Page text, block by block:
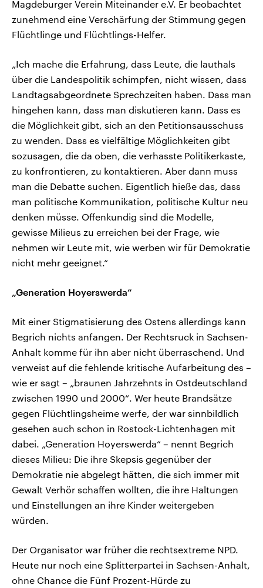
Magdeburger Verein Miteinander e.V. Er beobachtet
zunehmend eine Verschärfung der Stimmung gegen
Flüchtlinge und Flüchtlings-Helfer.
„Ich mache die Erfahrung, dass Leute, die lauthals
über die Landespolitik schimpfen, nicht wissen, dass
Landtagsabgeordnete Sprechzeiten haben. Dass man
hingehen kann, dass man diskutieren kann. Dass es
die Möglichkeit gibt, sich an den Petitionsausschuss
zu wenden. Dass es vielfältige Möglichkeiten gibt
sozusagen, die da oben, die verhasste Politikerkaste,
zu konfrontieren, zu kontaktieren. Aber dann muss
man die Debatte suchen. Eigentlich hieße das, dass
man politische Kommunikation, politische Kultur neu
denken müsse. Offenkundig sind die Modelle,
gewisse Milieus zu erreichen bei der Frage, wie
nehmen wir Leute mit, wie werben wir für Demokratie
nicht mehr geeignet.“
„Generation Hoyerswerda“
Mit einer Stigmatisierung des Ostens allerdings kann
Begrich nichts anfangen. Der Rechtsruck in Sachsen-
Anhalt komme für ihn aber nicht überraschend. Und
verweist auf die fehlende kritische Aufarbeitung des –
wie er sagt – „braunen Jahrzehnts in Ostdeutschland
zwischen 1990 und 2000“. Wer heute Brandsätze
gegen Flüchtlingsheime werfe, der war sinnbildlich
gesehen auch schon in Rostock-Lichtenhagen mit
dabei. „Generation Hoyerswerda“ – nennt Begrich
dieses Milieu: Die ihre Skepsis gegenüber der
Demokratie nie abgelegt hätten, die sich immer mit
Gewalt Verhör schaffen wollten, die ihre Haltungen
und Einstellungen an ihre Kinder weitergeben
würden.
Der Organisator war früher die rechtsextreme NPD.
Heute nur noch eine Splitterpartei in Sachsen-Anhalt,
ohne Chance die Fünf Prozent-Hürde zu